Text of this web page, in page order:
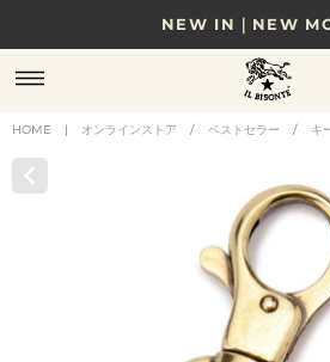
NEW IN｜NEW
8/17(月)10時まで｜税込11,000
贈る相手やシーンから選べる、
HOME | オンラインストア / ベストセラー / キ